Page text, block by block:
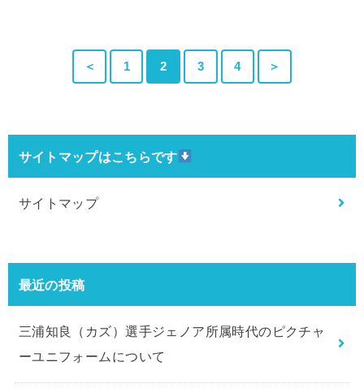
＜ 1 2 3 4 ＞
サイトマップはこちらです
サイトマップ
最近の投稿
三浦知良（カズ）選手ジェノア所属時代のピクチャ
ーユニフォームについて